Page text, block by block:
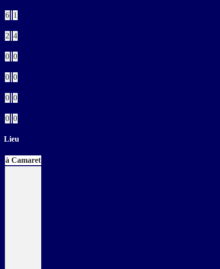
6 1
2 4
0 0
0 0
0 0
0 0
Lieu
à Camaret